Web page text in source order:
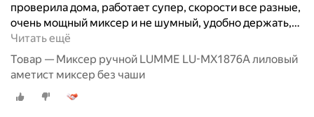
проверила дома, работает супер, скорости все разные,
очень мощный миксер и не шумный, удобно держать,…
Читать ещё
Товар — Миксер ручной LUMME LU-MX1876A лиловый
аметист миксер без чаши